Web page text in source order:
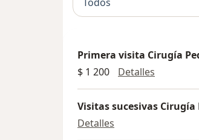
Primera visita Cirugía
$ 1 200
Detalles
Visitas sucesivas Cirugía
Detalles